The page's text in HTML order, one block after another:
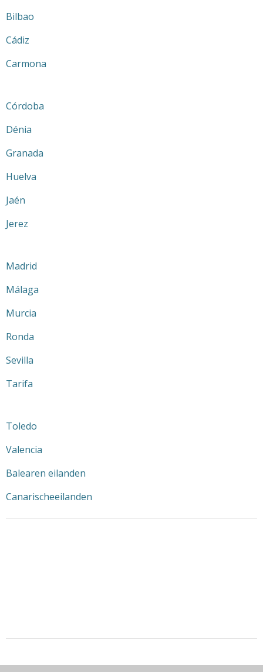
Bilbao
Cádiz
Carmona
Córdoba
Dénia
Granada
Huelva
Jaén
Jerez
Madrid
Málaga
Murcia
Ronda
Sevilla
Tarifa
Toledo
Valencia
Balearen eilanden
Canarischeeilanden